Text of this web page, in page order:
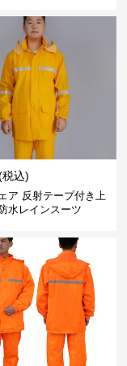
税込)
ア 反射テープ付き上
水レインスーツ